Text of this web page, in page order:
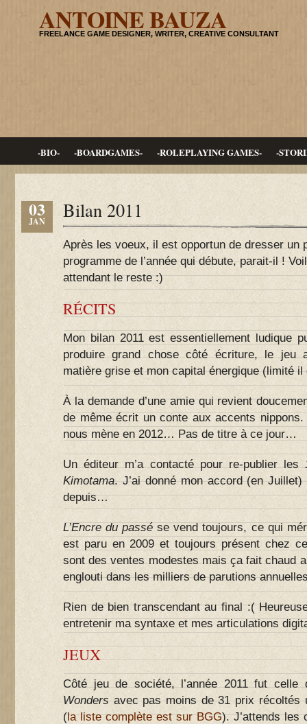
ANTOINE BAUZA
FREELANCE GAME DESIGNER, WRITER, CREATIVE CONSULTANT
-BIO- -BOARDGAMES- -ROLEPLAYING GAMES- -
03
JAN Bilan 2011
Après les voeux, il est opportun de dresser un
programme de l’année qui débute, parait-il !
attendant le reste :)
RÉCITS
Mon bilan 2011 est essentiellement ludique
produire grand chose côté écriture, le jeu
matière grise et mon capital énergique (limité
À la demande d’une amie qui revient
de même écrit un conte aux accents
nous mène en 2012… Pas de titre à ce jour…
Un éditeur m’a contacté pour re-publier les
Kimotama. J’ai donné mon accord (en
depuis…
L’Encre du passése vend toujours, ce qui
est paru en 2009 et toujours présent chez
sont des ventes modestes mais ça fait chaud
englouti dans les milliers de parutions
Rien de bien transcendant au final :(
entretenir ma syntaxe et mes articulations
JEUX
Côté jeu de société, l’année 2011 fut
Wondersavec pas moins de 31 prix récoltés
(la liste complète est sur BGG). J’attends les